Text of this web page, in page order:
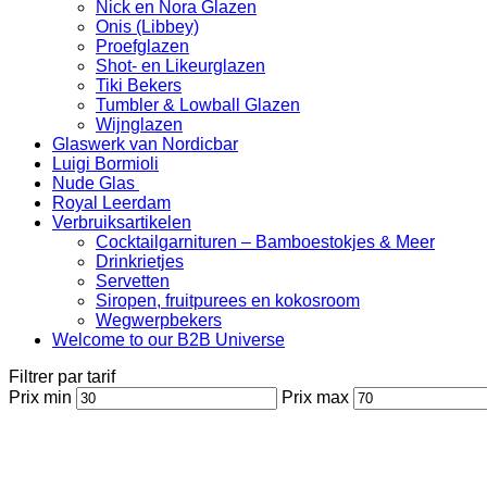
Nick en Nora Glazen
Onis (Libbey)
Proefglazen
Shot- en Likeurglazen
Tiki Bekers
Tumbler & Lowball Glazen
Wijnglazen
Glaswerk van Nordicbar
Luigi Bormioli
Nude Glas
Royal Leerdam
Verbruiksartikelen
Cocktailgarnituren – Bamboestokjes & Meer
Drinkrietjes
Servetten
Siropen, fruitpurees en kokosroom
Wegwerpbekers
Welcome to our B2B Universe
Filtrer par tarif
Prix min
Prix max